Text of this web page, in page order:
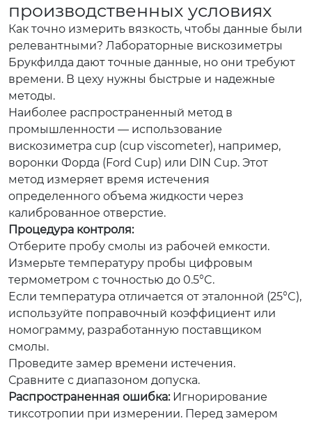
производственных условиях
Как точно измерить вязкость, чтобы данные были
релевантными? Лабораторные вискозиметры
Брукфилда дают точные данные, но они требуют
времени. В цеху нужны быстрые и надежные
методы.
Наиболее распространенный метод в
промышленности — использование
вискозиметра cup (cup viscometer), например,
воронки Форда (Ford Cup) или DIN Cup. Этот
метод измеряет время истечения
определенного объема жидкости через
калиброванное отверстие.
Процедура контроля:
Отберите пробу смолы из рабочей емкости.
Измерьте температуру пробы цифровым
термометром с точностью до 0.5°C.
Если температура отличается от эталонной (25°C),
используйте поправочный коэффициент или
номограмму, разработанную поставщиком
смолы.
Проведите замер времени истечения.
Сравните с диапазоном допуска.
Распространенная ошибка:Игнорирование
тиксотропии при измерении. Перед замером